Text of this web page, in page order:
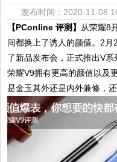
发布时间：2020-11-08
【PConline 评测】
从荣耀8
间都换上了诱人的颜值。2
了新品发布会，正式推出V系
荣耀V9拥有更高的颜值以及
是金玉其外还是内外兼修，